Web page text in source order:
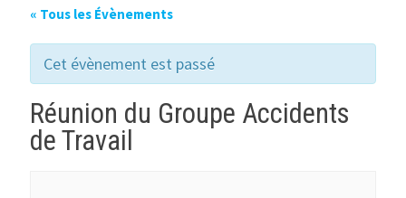
« Tous les Évènements
Cet évènement est passé
Réunion du Groupe Accidents
de Travail